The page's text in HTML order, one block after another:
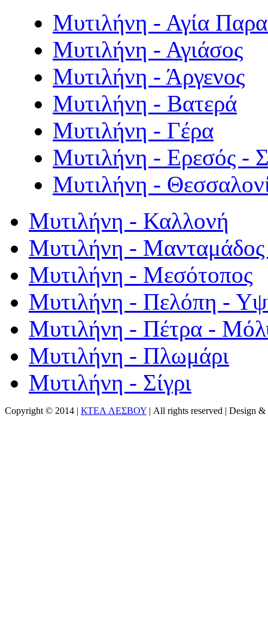
Μυτιλήνη - Αγία
Μυτιλήνη - Αγιάσος
Μυτιλήνη - Άργενος
Μυτιλήνη - Βατερά
Μυτιλήνη - Γέρα
Μυτιλήνη - Ερεσός -
Μυτιλήνη -
Μυτιλήνη - Καλλονή
Μυτιλήνη - Μανταμάδος
Μυτιλήνη - Μεσότοπος
Μυτιλήνη - Πελόπη -
Μυτιλήνη - Πέτρα -
Μυτιλήνη - Πλωμάρι
Μυτιλήνη - Σίγρι
Copyright © 2014 | ΚΤΕΛ ΛΕΣΒΟΥ | All rights reserved | Design &